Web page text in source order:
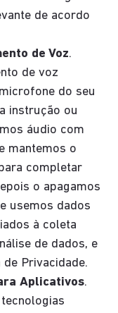
de acordo
de Voz.
de voz
do seu
instrução ou
áudio com
mantemos o
completar
o apagamos
usemos dados
à coleta
de dados, e
Privacidade.
Aplicativos.